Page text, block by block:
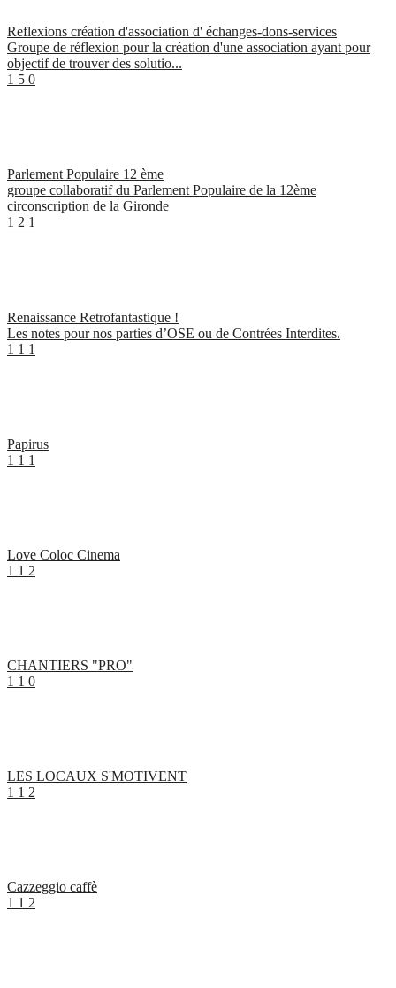
Reflexions création d'association d' échanges-dons-services
Groupe de réflexion pour la création d'une association ayant pour
objectif de trouver des solutio...
1 5 0
Parlement Populaire 12 ème
groupe collaboratif du Parlement Populaire de la 12ème
circonscription de la Gironde
1 2 1
Renaissance Retrofantastique !
Les notes pour nos parties d’OSE ou de Contrées Interdites.
1 1 1
Papirus
1 1 1
Love Coloc Cinema
1 1 2
CHANTIERS "PRO"
1 1 0
LES LOCAUX S'MOTIVENT
1 1 2
Cazzeggio caffè
1 1 2